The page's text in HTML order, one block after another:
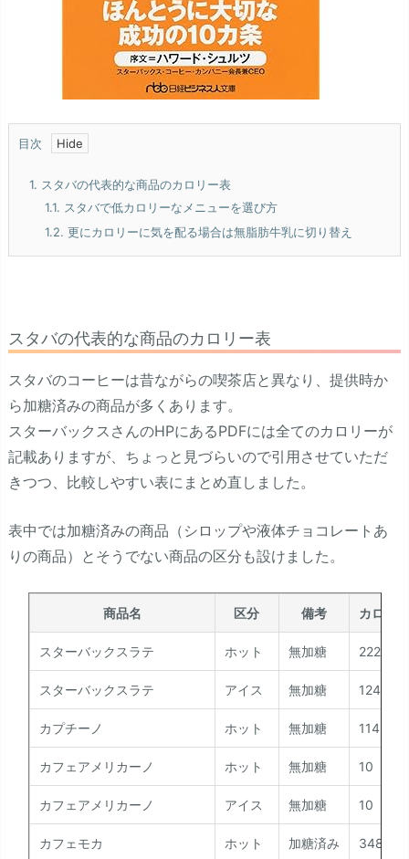
目次
1. スタバの代表的な商品のカロリー表
1.1. スタバで低カロリーなメニューを選び方
1.2. 更にカロリーに気を配る場合は無脂肪牛乳に切り替え
スタバの代表的な商品のカロリー表
スタバのコーヒーは昔ながらの喫茶店と異なり、提供時か
ら加糖済みの商品が多くあります。
スターバックスさんのHPにあるPDFには全てのカロリーが
記載ありますが、ちょっと見づらいので引用させていただ
きつつ、比較しやすい表にまとめ直しました。
表中では加糖済みの商品（シロップや液体チョコレートあ
りの商品）とそうでない商品の区分も設けました。
商品名 区分 備考 カロリ
スターバックスラテ ホット 無加糖 222
スターバックスラテ アイス 無加糖 124
カプチーノ ホット 無加糖 114
カフェアメリカーノ ホット 無加糖 10
カフェアメリカーノ アイス 無加糖 10
カフェモカ ホット 加糖済み 348